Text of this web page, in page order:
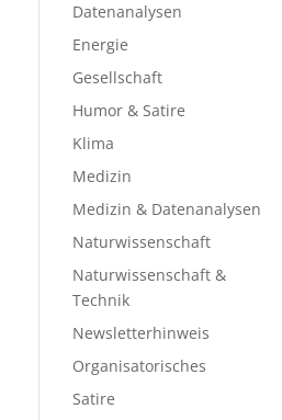
Datenanalysen
Energie
Gesellschaft
Humor & Satire
Klima
Medizin
Medizin & Datenanalysen
Naturwissenschaft
Naturwissenschaft &
Technik
Newsletterhinweis
Organisatorisches
Satire